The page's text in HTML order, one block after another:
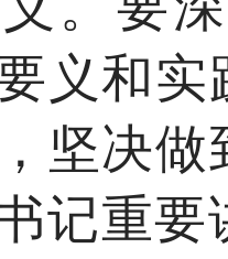
义和实
坚决
记重